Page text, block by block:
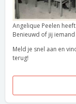
Angelique Peelen
Benieuwd of jij
Meld je snel aan en
terug!